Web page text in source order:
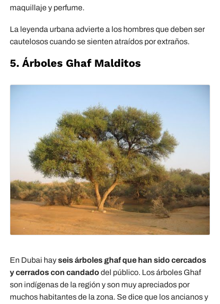
maquillaje y perfume.
La leyenda urbana advierte a los hombres que deben ser
cautelosos cuando se sienten atraídos por extraños.
5. Árboles Ghaf Malditos
En Dubai hayseis árboles ghaf que han sido cercados
y cerrados con candadodel público. Los árboles Ghaf
son indígenas de la región y son muy apreciados por
muchos habitantes de la zona. Se dice que los ancianos y